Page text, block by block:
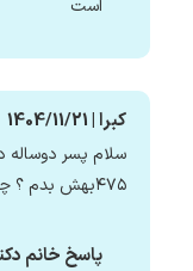
است
کبرا | 1404/11/21
سلام پسر دوساله
۴۷۵بهش بدم ؟ چند سی سی؟
پاسخ خانم